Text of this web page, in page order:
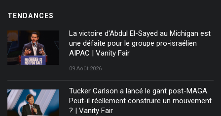
TENDANCES
La victoire d'Abdul El-Sayed au Michigan est
une défaite pour le groupe pro-israélien
AIPAC | Vanity Fair
09 Août 2026
Tucker Carlson a lancé le gant post-MAGA.
Peut-il réellement construire un mouvement
? | Vanity Fair